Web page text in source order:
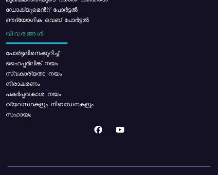
ഡോക്യുമെൻ്റ് പോർട്ടൽ
ഔദ്യോഗിക വെബ് പോർട്ടൽ
വിവരങ്ങൾ
പോര്‍ട്ടലിനെക്കുറിച്ച്
ഹൈപ്പർലിങ്ക് നയം
സ്വകാര്യതാ നയം
നിരാകരണം
പകർപ്പവകാശ നയം
വ്യവസ്ഥകളും നിബന്ധനകളും
സഹായം